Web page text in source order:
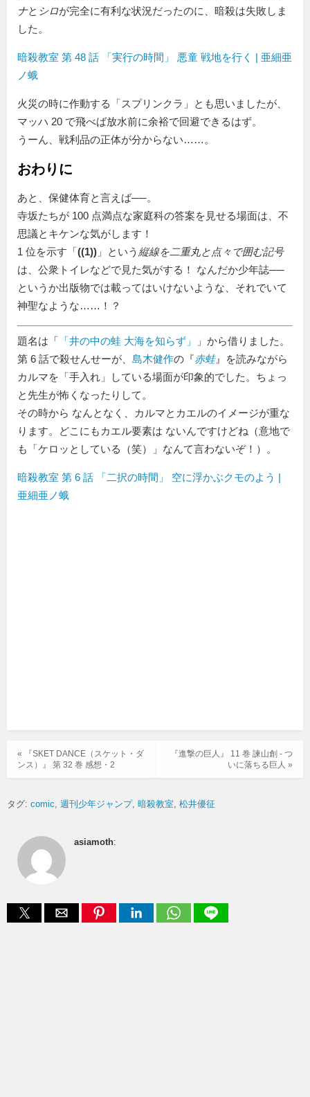
ナと シロが完全に有利な状況だったのに、暗殺は失敗しま
した。
暗殺教室 第 48 話 「実行の時間」 悪童 戦地を行く | 亜細亜
ノ蛾
火災の時に作動する「スプリンクラ」とも思いましたが、
マッハ 20 で飛べば放水前に余裕で回避できるはず。
うーん、戦利品の正体が分からない……。
おわりに
あと、保健体育と言えば──。
寺坂たちが 100 点満点な家庭科の答案を見せる場面は、不
思議とキケンな気がします！
1 位を示す「((1)) 」という 縦線を二重丸と点々で囲む記号
は、公衆トイレなどで見た気がする！ なんだか少年誌──
というか出版物では載ってはいけないような、それでいて
神聖なような……！？
題名は「 井の中の蛙 大海を知らず
」から借りました。
第 6 話で殺せんせーが、 島木健作の『赤蛙』を読みながら
カルマを「手入れ」している場面が印象的でした。ちょっ
と先生が怖くなったりして。
その時から なんとなく、カルマとカエルのイメージが重な
ります。どこにもカエル要素は ないんですけどね（意地で
も「ケロッとしている（笑）」なんて言わないぞ！）。
暗殺教室 第 6 話 「二択の時間」 空に浮かぶクモのよう |
亜細亜ノ蛾
『進撃の巨人』 11 巻 諫山創 - つ
いに落ちる巨人 »
« 『SKET DANCE（スケット・ダ
ンス）』 第 32 巻 感想・2
タグ: comic 週刊少年ジャンプ 暗殺教室 松井優征
asiamoth: